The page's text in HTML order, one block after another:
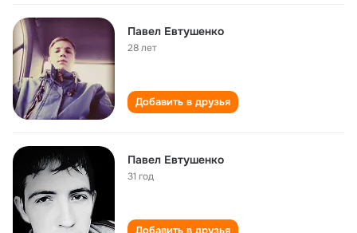
Павел Евтушенко
28 лет
Добавить в друзья
Павел Евтушенко
31 год
Добавить в друзья